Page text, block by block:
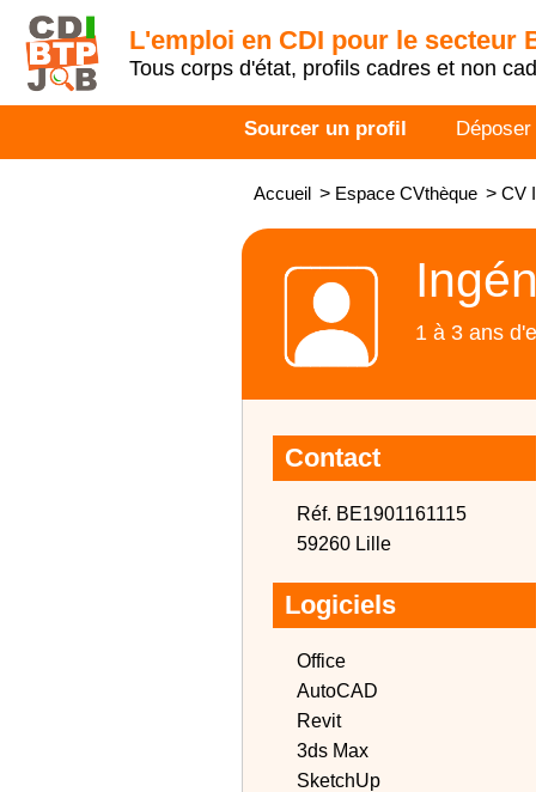
L'emploi en CDI pour le secteur
Tous corps d'état, profils cadres et non
Sourcer un profil
Accueil > Espace CVthèque > CV
1 à 3 ans
Contact
Réf. BE1901161115
59260 Lille
Logiciels
Office
AutoCAD
Revit
3ds Max
SketchUp